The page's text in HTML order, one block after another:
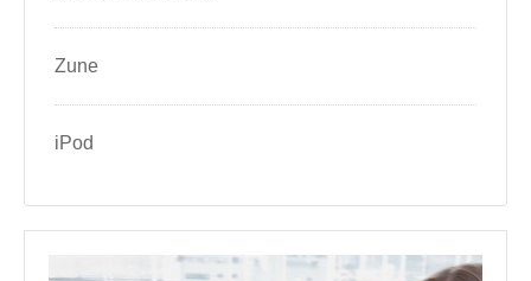
Zune
iPod